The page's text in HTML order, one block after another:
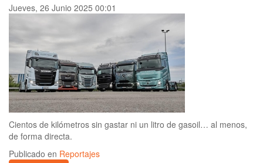
Jueves, 26 Junio 2025 00:01
Cientos de kilómetros sin gastar ni un litro de gasoil… al menos,
de forma directa.
Publicado en Reportajes